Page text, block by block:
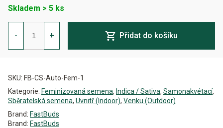
Skladem > 5 ks
-
Californian
Snow
Auto
Feminizovaná
+ Přidat do košíku
SKU: FB-CS-Auto-Fem-1
Kategorie: Feminizovaná semena, Indica / Sativa, Samonakvétací,
Sběratelská semena, Uvnitř (Indoor), Venku (Outdoor)
Brand: FastBuds
Brand: FastBuds